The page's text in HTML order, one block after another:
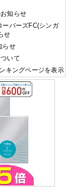
知らせ
ーバーズFC(シンガ
せ
らせ
いて
キングページを表示